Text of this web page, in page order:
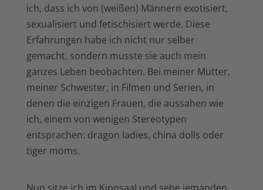
ich, dass ich von (weißen) Männern exotisiert,
sexualisiert und fetischisiert werde. Diese
Erfahrungen habe ich nicht nur selber
gemacht, sondern musste sie auch mein
ganzes Leben beobachten. Bei meiner Mutter,
meiner Schwester, in Filmen und Serien, in
denen die einzigen Frauen, die aussahen wie
ich, einem von wenigen Stereotypen
entsprachen: dragon ladies, china dolls oder
tiger moms.